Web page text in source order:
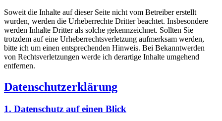
Soweit die Inhalte auf dieser Seite nicht vom Betreiber erstellt
wurden, werden die Urheberrechte Dritter beachtet. Insbesondere
werden Inhalte Dritter als solche gekennzeichnet. Sollten Sie
trotzdem auf eine Urheberrechtsverletzung aufmerksam werden,
bitte ich um einen entsprechenden Hinweis. Bei Bekanntwerden
von Rechtsverletzungen werde ich derartige Inhalte umgehend
entfernen.
Datenschutz­erklärung
1. Datenschutz auf einen Blick